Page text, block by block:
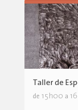
Taller de
de 15h00 a